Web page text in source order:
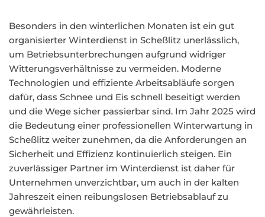
Besonders in den winterlichen Monaten ist ein gut
organisierter Winterdienst in Scheßlitz unerlässlich,
um Betriebsunterbrechungen aufgrund widriger
Witterungsverhältnisse zu vermeiden. Moderne
Technologien und effiziente Arbeitsabläufe sorgen
dafür, dass Schnee und Eis schnell beseitigt werden
und die Wege sicher passierbar sind. Im Jahr 2025 wird
die Bedeutung einer professionellen Winterwartung in
Scheßlitz weiter zunehmen, da die Anforderungen an
Sicherheit und Effizienz kontinuierlich steigen. Ein
zuverlässiger Partner im Winterdienst ist daher für
Unternehmen unverzichtbar, um auch in der kalten
Jahreszeit einen reibungslosen Betriebsablauf zu
gewährleisten.